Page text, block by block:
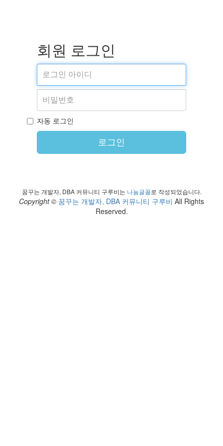
회원 로그인
자동 로그인
로그인
꿈꾸는 개발자, DBA 커뮤니티 구루비는 나눔글꼴로 작성되었습니다.
Copyright © 꿈꾸는 개발자, DBA 커뮤니티 구루비 All Rights
Reserved.